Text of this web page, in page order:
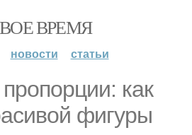
ВРЕМЯ
новости статьи
как
фигуры